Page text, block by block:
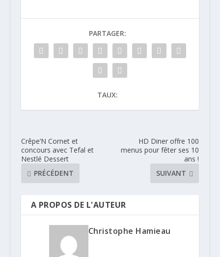
PARTAGER:
TAUX:
Crêpe’N Cornet et
concours avec Tefal et
Nestlé Dessert
PRÉCÉDENT
HD Diner offre 100
menus pour fêter ses 10
ans !
SUIVANT
A PROPOS DE L'AUTEUR
Christophe Hamieau